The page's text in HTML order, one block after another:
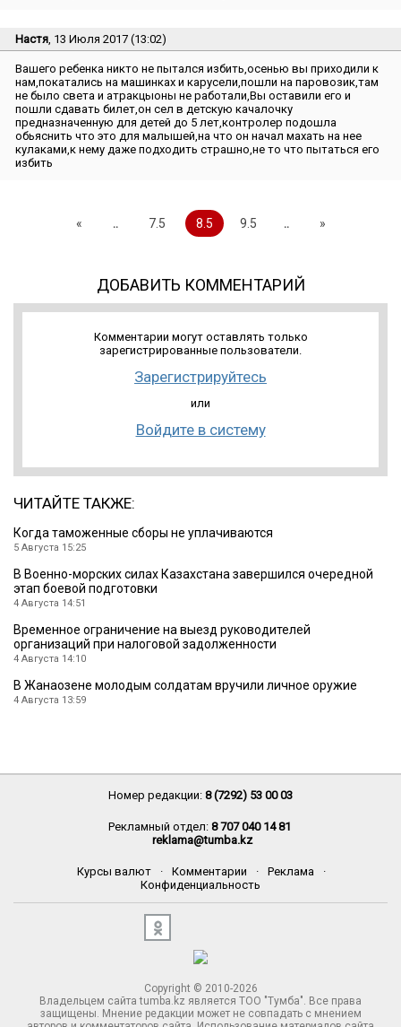
Настя , 13 Июля 2017 (13:02)
Вашего ребенка никто не пытался избить,осенью вы приходили к
нам,покатались на машинках и карусели,пошли на паровозик,там
не было света и атракцыоны не работали,Вы оставили его и
пошли сдавать билет,он сел в детскую качалочку
предназначенную для детей до 5 лет,контролер подошла
обьяснить что это для малышей,на что он начал махать на нее
кулаками,к нему даже подходить страшно,не то что пытаться его
избить
« .. 7.5 8.5 9.5 .. »
ДОБАВИТЬ КОММЕНТАРИЙ
Комментарии могут оставлять только
зарегистрированные пользователи.
Зарегистрируйтесь
или
Войдите в систему
ЧИТАЙТЕ ТАКЖЕ:
Когда таможенные сборы не уплачиваются
5 Августа 15:25
В Военно-морских силах Казахстана завершился очередной
этап боевой подготовки
4 Августа 14:51
Временное ограничение на выезд руководителей
организаций при налоговой задолженности
4 Августа 14:10
В Жанаозене молодым солдатам вручили личное оружие
4 Августа 13:59
Номер редакции: 8 (7292) 53 00 03
Рекламный отдел: 8 707 040 14 81
reklama@tumba.kz
Курсы валют · Комментарии · Реклама
·
Конфиденциальность
Copyright © 2010-2026
Владельцем сайта tumba.kz является ТОО "Тумба". Все права
защищены. Мнение редакции может не совпадать с мнением